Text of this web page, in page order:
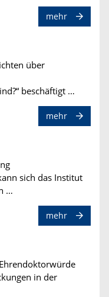
mehr
über
beschäftigt …
mehr
sich das Institut
…
mehr
in der